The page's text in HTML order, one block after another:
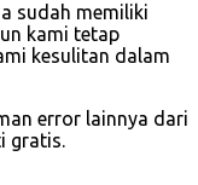
sudah memiliki
kami tetap
kesulitan dalam
error lainnya dari
gratis.